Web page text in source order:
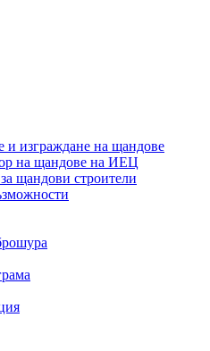
и изграждане на щандове
на щандове на ИЕЦ
щандови строители